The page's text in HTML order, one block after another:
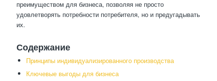
преимуществом для бизнеса, позволяя не просто
удовлетворять потребности потребителя, но и предугадывать
их.
Содержание
Принципы индивидуализированного производства
Ключевые выгоды для бизнеса